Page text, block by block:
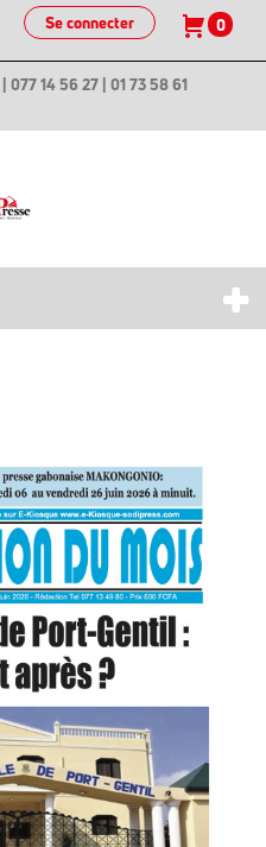
Se connecter 0
| 077 14 56 27 | 01 73 58 61